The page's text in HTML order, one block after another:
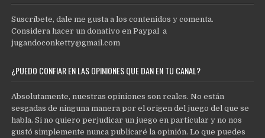
Suscríbete, dale me gusta a los contenidos y comenta.
Considera hacer un donativo en Paypal a
jugandoconketty@gmail.com
¿PUEDO CONFIAR EN LAS OPINIONES QUE DAN EN TU CANAL?
Absolutamente, nuestras opiniones son reales. No están
sesgadas de ninguna manera por el origen del juego del que se
habla. Si no quiero perjudicar un juego en particular y no nos
gustó simplemente nunca publicaré la opinión. Lo que puedes